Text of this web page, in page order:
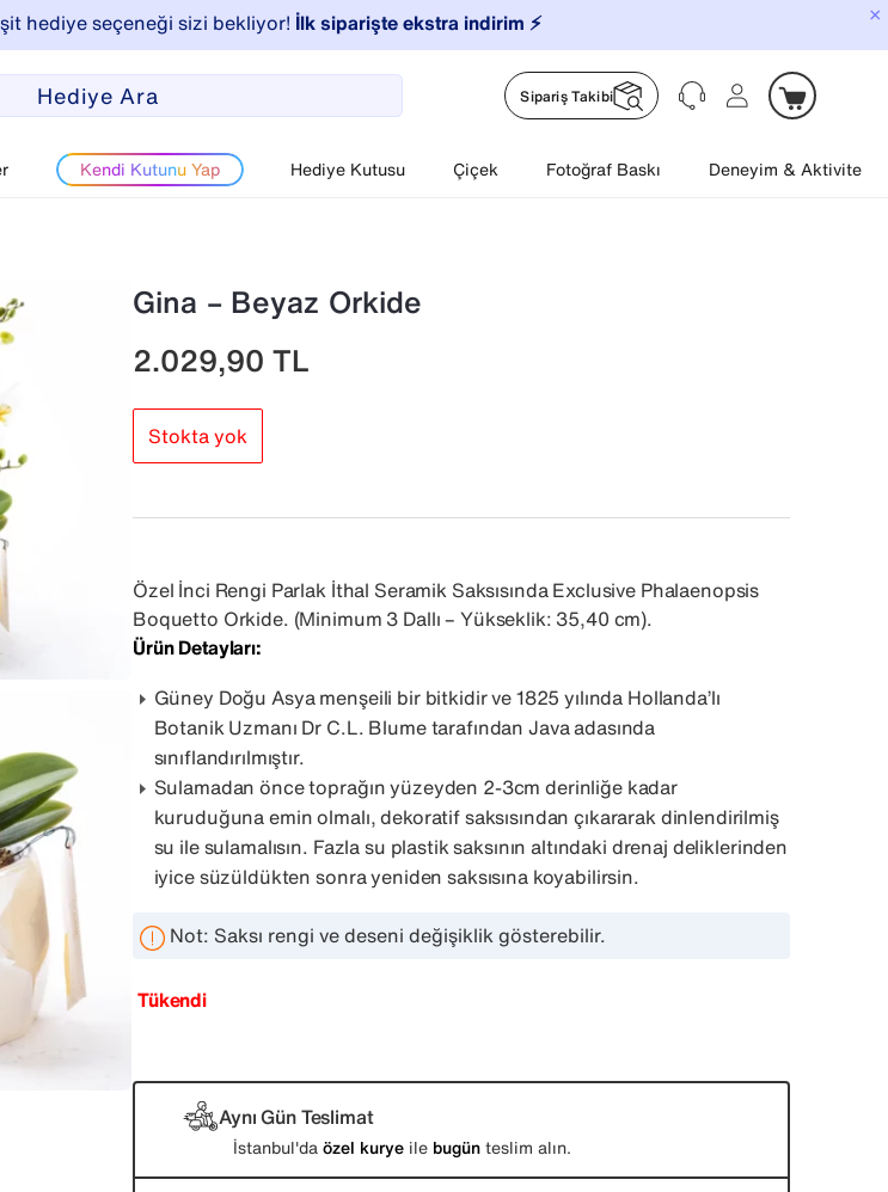
×
hediye seçeneği sizi bekliyor! İlk siparişte ekstra indirim ⚡️
Sipariş Takibi
Kendi Kutunu Yap Hediye Kutusu Çiçek Fotoğraf Baskı Deneyim & Aktivite
Gina – Beyaz Orkide
2.029,90 TL
Stokta yok
Özel İnci Rengi Parlak İthal Seramik Saksısında Exclusive Phalaenopsis
Boquetto Orkide. (Minimum 3 Dallı – Yükseklik: 35,40 cm).
Ürün Detayları:
Güney Doğu Asya menşeili bir bitkidir ve 1825 yılında Hollanda’lı
Botanik Uzmanı Dr C.L. Blume tarafından Java adasında
sınıflandırılmıştır.
Sulamadan önce toprağın yüzeyden 2-3cm derinliğe kadar
kuruduğuna emin olmalı, dekoratif saksısından çıkararak dinlendirilmiş
su ile sulamalısın. Fazla su plastik saksının altındaki drenaj deliklerinden
iyice süzüldükten sonra yeniden saksısına koyabilirsin.
Not: Saksı rengi ve deseni değişiklik gösterebilir.
Tükendi
Aynı Gün Teslimat
İstanbul'daözel kurye ile bugünteslim alın.